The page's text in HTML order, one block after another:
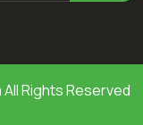
Rights Reserved